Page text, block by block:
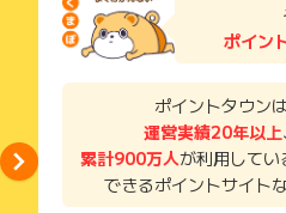
読みください。
お申し込みやお買い物後、利用
獲得待ち・獲得失敗の状態でお
メールを送っていただく場合がご
そのため、紛失・破棄された場合
ご注意ください。
得できませんので、ご注意くだ
ポイン
ポイントタウンは
運営実績20年以上、
累計900万人が利用してい
できるポイントサイト